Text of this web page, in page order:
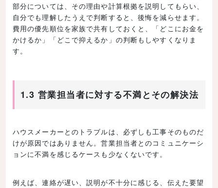
部分については、その理由や計算根拠を説明してもらい、
自分でも理解したうえで判断すると、後悔を減らせます。
費用の優先順位を家族で共有しておくと、「どこにお金を
かけるか」「どこで抑えるか」の判断もしやすくなりま
す。
1.3 営業担当者に対する不満とその解決法
ハウスメーカーとのトラブルは、必ずしも工事そのものだ
けが原因ではありません。営業担当者とのコミュニケーシ
ョンに不満を感じるケースも少なくないです。
例えば、連絡が遅い、説明が不十分に感じる、伝えた要望